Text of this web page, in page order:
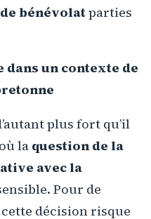
bénévolatparties
un contexte de
plus fort qu’il
laquestion de la
avec la
Pour de
décision risque